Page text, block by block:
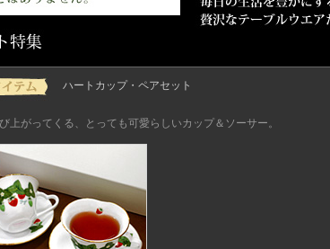
ハートカップ・ペアセット
上がってくる、とっても可愛らしいカップ＆ソーサー。